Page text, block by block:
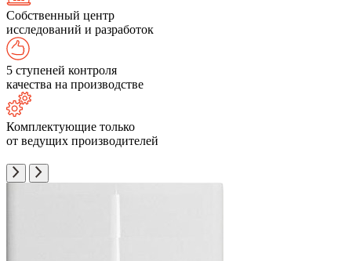
Собственный центр
исследований и разработок
5 ступеней контроля
качества на производстве
Комплектующие только
от ведущих производителей